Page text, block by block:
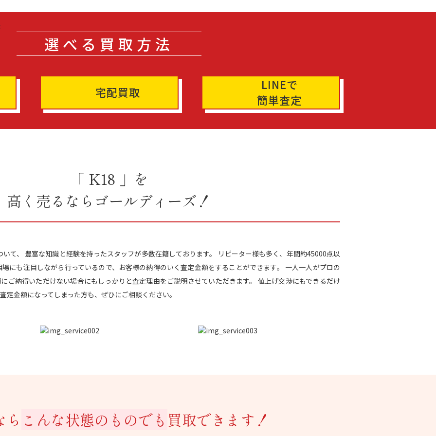
選べる買取方法
宅配買取
LINEで
簡単査定
「 K18 」を
高く売るならゴールディーズ！
て、 豊富な知識と経験を持ったスタッフが多数在籍しております。 リピーター様も多く、年間約45000点以
にも注目しながら行っているので、お客様の納得のいく査定金額をすることができます。 一人一人がプロの
ご納得いただけない場合にもしっかりと査定理由をご説明させていただきます。 値上げ交渉にもできるだけ
定金額になってしまった方も、ぜひにご相談ください。
こんな状態のものでも 買取できます！